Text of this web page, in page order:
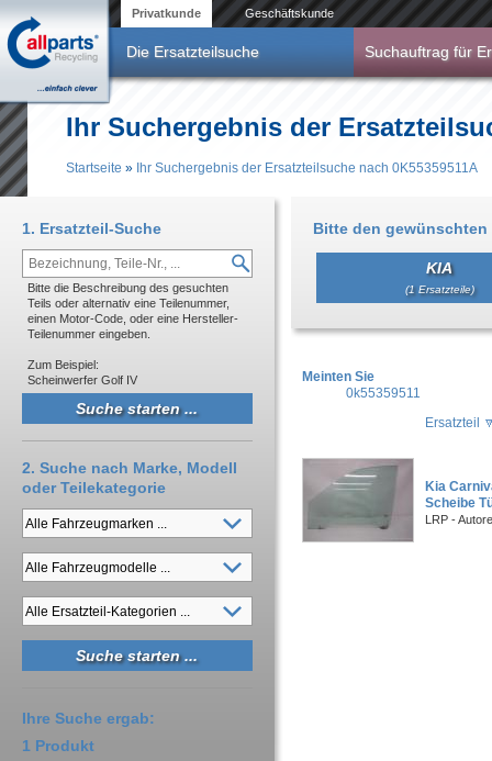
Privatkunde Geschäftskunde
Die Ersatzteilsuche Suchauftrag für
Ihr Suchergebnis der
Startseite » Ihr Suchergebnis der Ersatzteilsuche nach 0K55359511A
Bitte den gewünschten
KIA
(1 Ersatzteile)
Meinten Sie
0k55359511
Ersatzteil
Kia
Scheibe
LRP -
1. Ersatzteil-Suche
Bitte die Beschreibung des gesuchten
Teils oder alternativ eine Teilenummer,
einen Motor-Code, oder eine Hersteller-
Teilenummer eingeben.
Zum Beispiel:
Scheinwerfer Golf IV
2. Suche nach Marke, Modell
oder Teilekategorie
Ihre Suche ergab:
1 Produkt